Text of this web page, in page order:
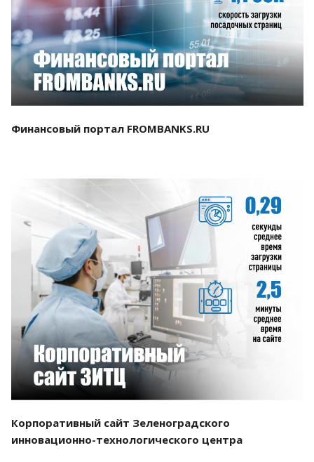
Смотреть проект
Финансовый портал FROMBANKS.RU
Смотреть проект
Корпоративный сайт Зеленоградского
инновационно-технологического центра